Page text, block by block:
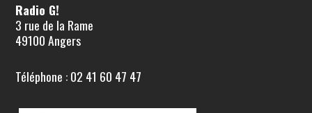
Radio G!
3 rue de la Rame
49100 Angers
Téléphone : 02 41 60 47 47